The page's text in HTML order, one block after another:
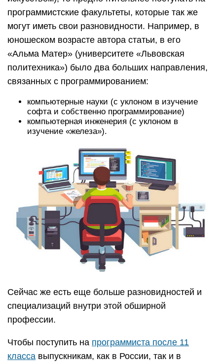
программистские факультеты, которые так же
могут иметь свои разновидности. Например, в
юношеском возрасте автора статьи, в его
«Альма Матер» (университете «Львовская
политехника») было два больших направления,
связанных с программированием:
компьютерные науки (с уклоном в изучение
софта и собственно программирование)
компьютерная инженерия (с уклоном в
изучение «железа»).
Сейчас же есть еще больше разновидностей и
специализаций внутри этой обширной
профессии.
Чтобы поступить на программиста после 11
класса выпускникам, как в России, так и в